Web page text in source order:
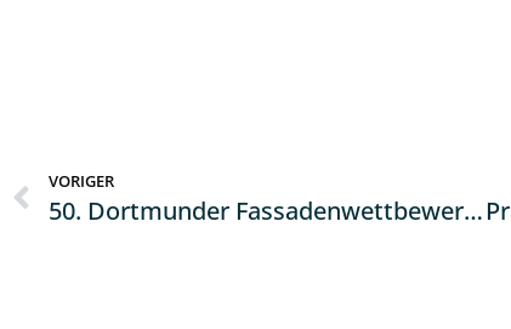
VORIGER
50. Dortmunder Fassadenwettbewerb – der Tag der Bewertung